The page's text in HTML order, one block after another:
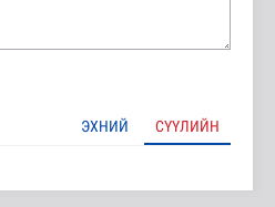
ЭХНИЙ СҮҮЛИЙН